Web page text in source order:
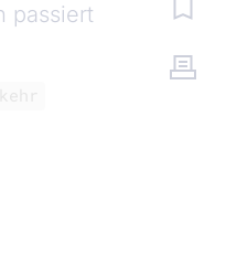
passiert